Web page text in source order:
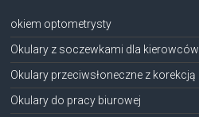
okiem optometrysty
Okulary z soczewkami dla kierowców
Okulary przeciwsłoneczne z korekcją
Okulary do pracy biurowej